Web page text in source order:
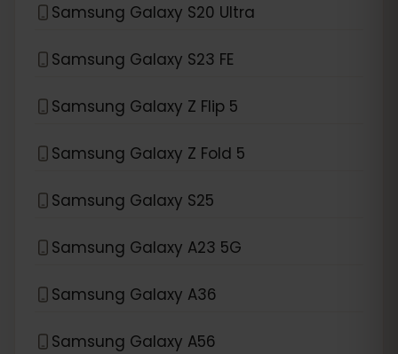
Samsung Galaxy S20 Ultra
Samsung Galaxy S23 FE
Samsung Galaxy Z Flip 5
Samsung Galaxy Z Fold 5
Samsung Galaxy S25
Samsung Galaxy A23 5G
Samsung Galaxy A36
Samsung Galaxy A56